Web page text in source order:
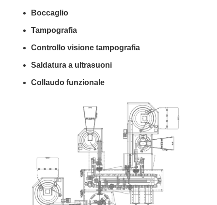
Boccaglio
Tampografia
Controllo visione tampografia
Saldatura a ultrasuoni
Collaudo funzionale